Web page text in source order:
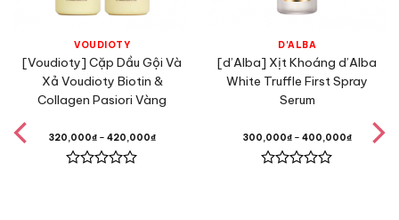
VOUDIOTY
[Voudioty] Cặp Dầu Gội Và
Xả Voudioty Biotin &
Collagen Pasiori Vàng
320,000₫– 420,000₫
D'ALBA
[d’Alba] Xịt Khoáng d’Alba
White Truffle First Spray
Serum
300,000₫– 400,000₫